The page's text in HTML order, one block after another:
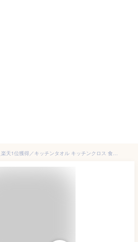
★お得な3枚セット★＼楽天1位獲得／キッチンタオル キッチンクロス 食器拭き 台拭き ふきん 手拭きタオル キッチン 食器用ふきん マイクロファイバー ティータオル ディッシュクロス ループ付き 手ふきん タオル 速乾 抗菌 防臭 北欧 布巾 おしゃれ 衛生 超吸水 まとめ買い